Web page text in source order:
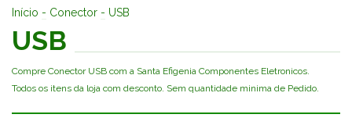
Início - Conector - USB
USB
Compre Conector USB com a Santa Efigenia Componentes Eletronicos.
Todos os itens da loja com desconto. Sem quantidade minima de Pedido.